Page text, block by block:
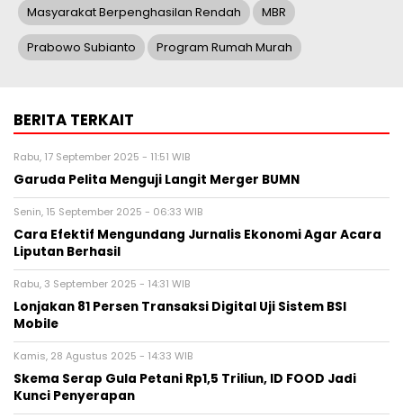
Masyarakat Berpenghasilan Rendah MBR
Prabowo Subianto Program Rumah Murah
BERITA TERKAIT
Rabu, 17 September 2025 - 11:51 WIB
Garuda Pelita Menguji Langit Merger BUMN
Senin, 15 September 2025 - 06:33 WIB
Cara Efektif Mengundang Jurnalis Ekonomi Agar Acara
Liputan Berhasil
Rabu, 3 September 2025 - 14:31 WIB
Lonjakan 81 Persen Transaksi Digital Uji Sistem BSI
Mobile
Kamis, 28 Agustus 2025 - 14:33 WIB
Skema Serap Gula Petani Rp1,5 Triliun, ID FOOD Jadi
Kunci Penyerapan